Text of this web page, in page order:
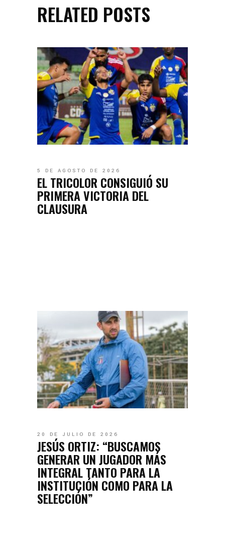
RELATED POSTS
5 DE AGOSTO DE 2026
EL TRICOLOR CONSIGUIÓ SU
PRIMERA VICTORIA DEL
CLAUSURA
20 DE JULIO DE 2026
JESÚS ORTIZ: “BUSCAMOS
GENERAR UN JUGADOR MÁS
INTEGRAL TANTO PARA LA
INSTITUCIÓN COMO PARA LA
SELECCIÓN”